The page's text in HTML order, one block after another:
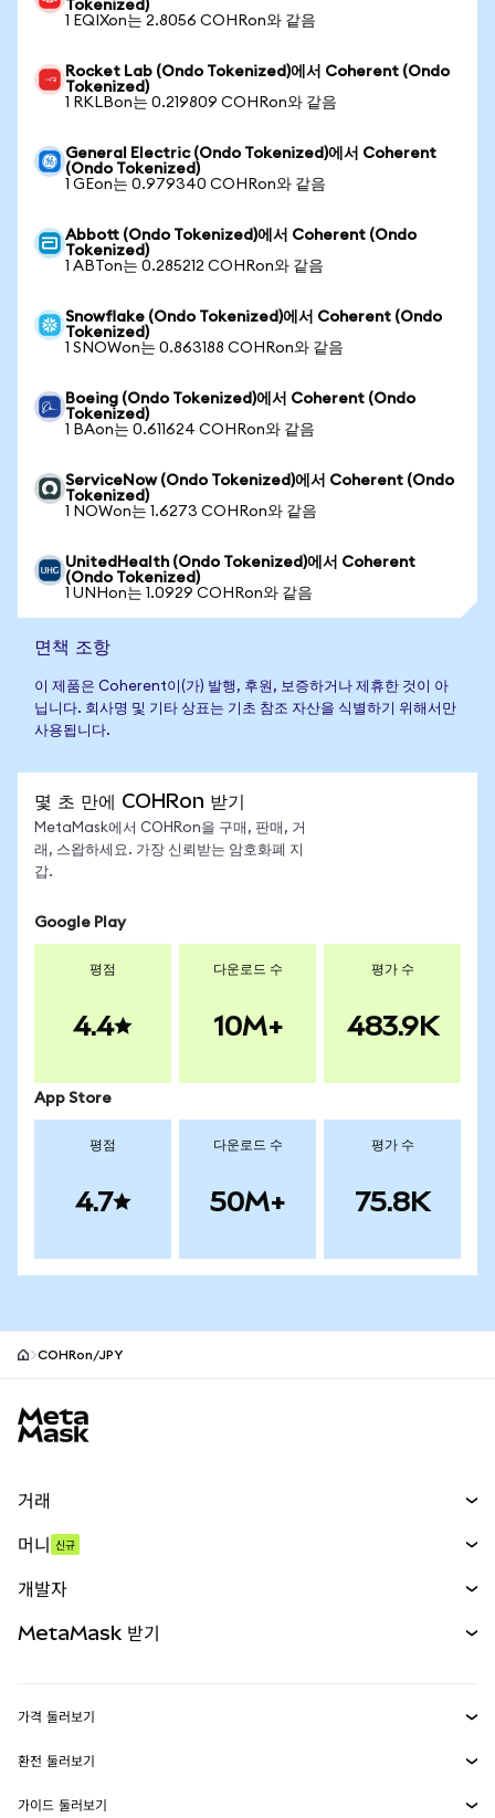
Tokenized)
1 EQIXon는 2.8056 COHRon와 같음
Rocket Lab (Ondo Tokenized)에서 Coherent (Ondo
Tokenized)
1 RKLBon는 0.219809 COHRon와 같음
General Electric (Ondo Tokenized)에서 Coherent
(Ondo Tokenized)
1 GEon는 0.979340 COHRon와 같음
Abbott (Ondo Tokenized)에서 Coherent (Ondo
Tokenized)
1 ABTon는 0.285212 COHRon와 같음
Snowflake (Ondo Tokenized)에서 Coherent (Ondo
Tokenized)
1 SNOWon는 0.863188 COHRon와 같음
Boeing (Ondo Tokenized)에서 Coherent (Ondo
Tokenized)
1 BAon는 0.611624 COHRon와 같음
ServiceNow (Ondo Tokenized)에서 Coherent (Ondo
Tokenized)
1 NOWon는 1.6273 COHRon와 같음
UnitedHealth (Ondo Tokenized)에서 Coherent
(Ondo Tokenized)
1 UNHon는 1.0929 COHRon와 같음
면책 조항
이 제품은 Coherent이(가) 발행, 후원, 보증하거나 제휴한 것이 아
닙니다. 회사명 및 기타 상표는 기초 참조 자산을 식별하기 위해서만
사용됩니다.
몇 초 만에 COHRon 받기
MetaMask에서 COHRon을 구매, 판매, 거
래, 스왑하세요. 가장 신뢰받는 암호화폐 지
갑.
Google Play
평점
4.4
다운로드 수
10M+
평가 수
483.9K
App Store
평점
4.7
다운로드 수
50M+
평가 수
75.8K
COHRon/JPY
거래
무기한 선물
실물자산
머니 신규
개발자
MetaMask Connect
Snaps
MetaMask 받기
가격 둘러보기
이더리움 가격
솔라나 가격
환전 둘러보기
ETH를 USD로 환전
가이드 둘러보기